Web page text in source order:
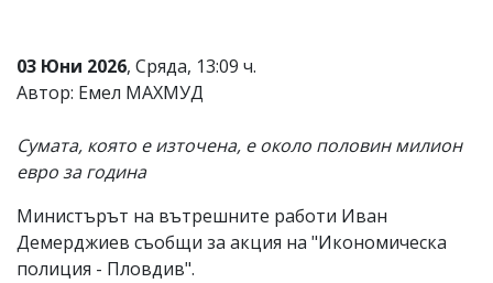
и
редакцията
отговорност
за
тях!
Ако
откриете
обиден
за
03 Юни 2026, Сряда, 13:09 ч.
Автор: Емел МАХМУД
Сумата, която е източена, е около половин милион
евро за година
Министърът на вътрешните работи Иван
Демерджиев съобщи за акция на "Икономическа
полиция - Пловдив".